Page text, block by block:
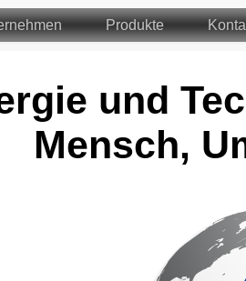
Produkte
und
Mensch,